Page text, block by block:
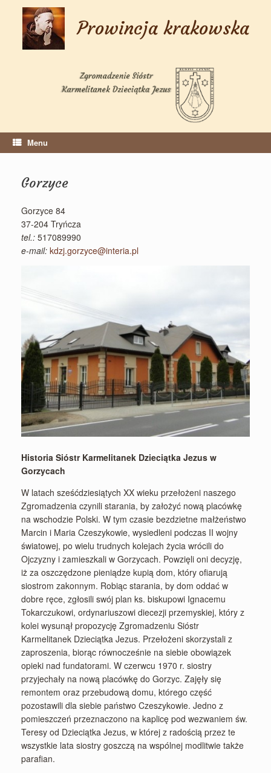
content
Prowincja krakowska
Menu
Gorzyce
Gorzyce 84
37-204 Tryńcza
tel.: 517089990
e-mail: kdzj.gorzyce@interia.pl
Historia Sióstr Karmelitanek Dzieciątka Jezus w
Gorzycach
W latach sześćdziesiątych XX wieku przełożeni naszego
Zgromadzenia czynili starania, by założyć nową placówkę
na wschodzie Polski. W tym czasie bezdzietne małżeństwo
Marcin i Maria Czeszykowie, wysiedleni podczas II wojny
światowej, po wielu trudnych kolejach życia wrócili do
Ojczyzny i zamieszkali w Gorzycach. Powzięli oni decyzję,
iż za oszczędzone pieniądze kupią dom, który ofiarują
siostrom zakonnym. Robiąc starania, by dom oddać w
dobre ręce, zgłosili swój plan ks. biskupowi Ignacemu
Tokarczukowi, ordynariuszowi diecezji przemyskiej, który z
kolei wysunął propozycję Zgromadzeniu Sióstr
Karmelitanek Dzieciątka Jezus. Przełożeni skorzystali z
zaproszenia, biorąc równocześnie na siebie obowiązek
opieki nad fundatorami. W czerwcu 1970 r. siostry
przyjechały na nową placówkę do Gorzyc. Zajęły się
remontem oraz przebudową domu, którego część
pozostawili dla siebie państwo Czeszykowie. Jedno z
pomieszczeń przeznaczono na kaplicę pod wezwaniem św.
Teresy od Dzieciątka Jezus, w której z radością przez te
wszystkie lata siostry goszczą na wspólnej modlitwie także
parafian.